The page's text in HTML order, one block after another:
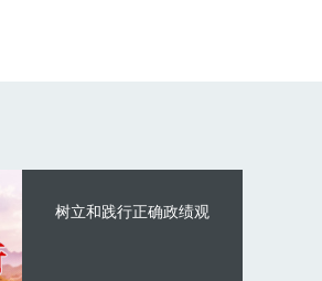
树立和践行正确政绩观